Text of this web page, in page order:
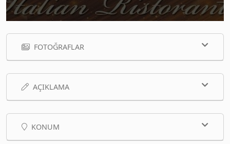
FOTOĞRAFLAR
AÇIKLAMA
KONUM